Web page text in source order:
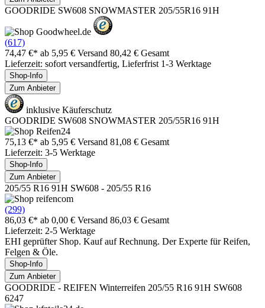
GOODRIDE SW608 SNOWMASTER 205/55R16 91H
(617)
74,47 €* ab 5,95 € Versand 80,42 € Gesamt
Lieferzeit: sofort versandfertig, Lieferfrist 1-3 Werktage
Shop-Info
Zum Anbieter
inklusive Käuferschutz
GOODRIDE SW608 SNOWMASTER 205/55R16 91H
75,13 €* ab 5,95 € Versand 81,08 € Gesamt
Lieferzeit: 3-5 Werktage
Shop-Info
Zum Anbieter
205/55 R16 91H SW608 - 205/55 R16
(299)
86,03 €* ab 0,00 € Versand 86,03 € Gesamt
Lieferzeit: 2-5 Werktage
EHI geprüfter Shop. Kauf auf Rechnung. Der Experte für Reifen,
Felgen & Öle.
Shop-Info
Zum Anbieter
GOODRIDE - REIFEN Winterreifen 205/55 R16 91H SW608
6247